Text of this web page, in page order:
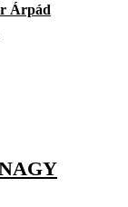
Árpád